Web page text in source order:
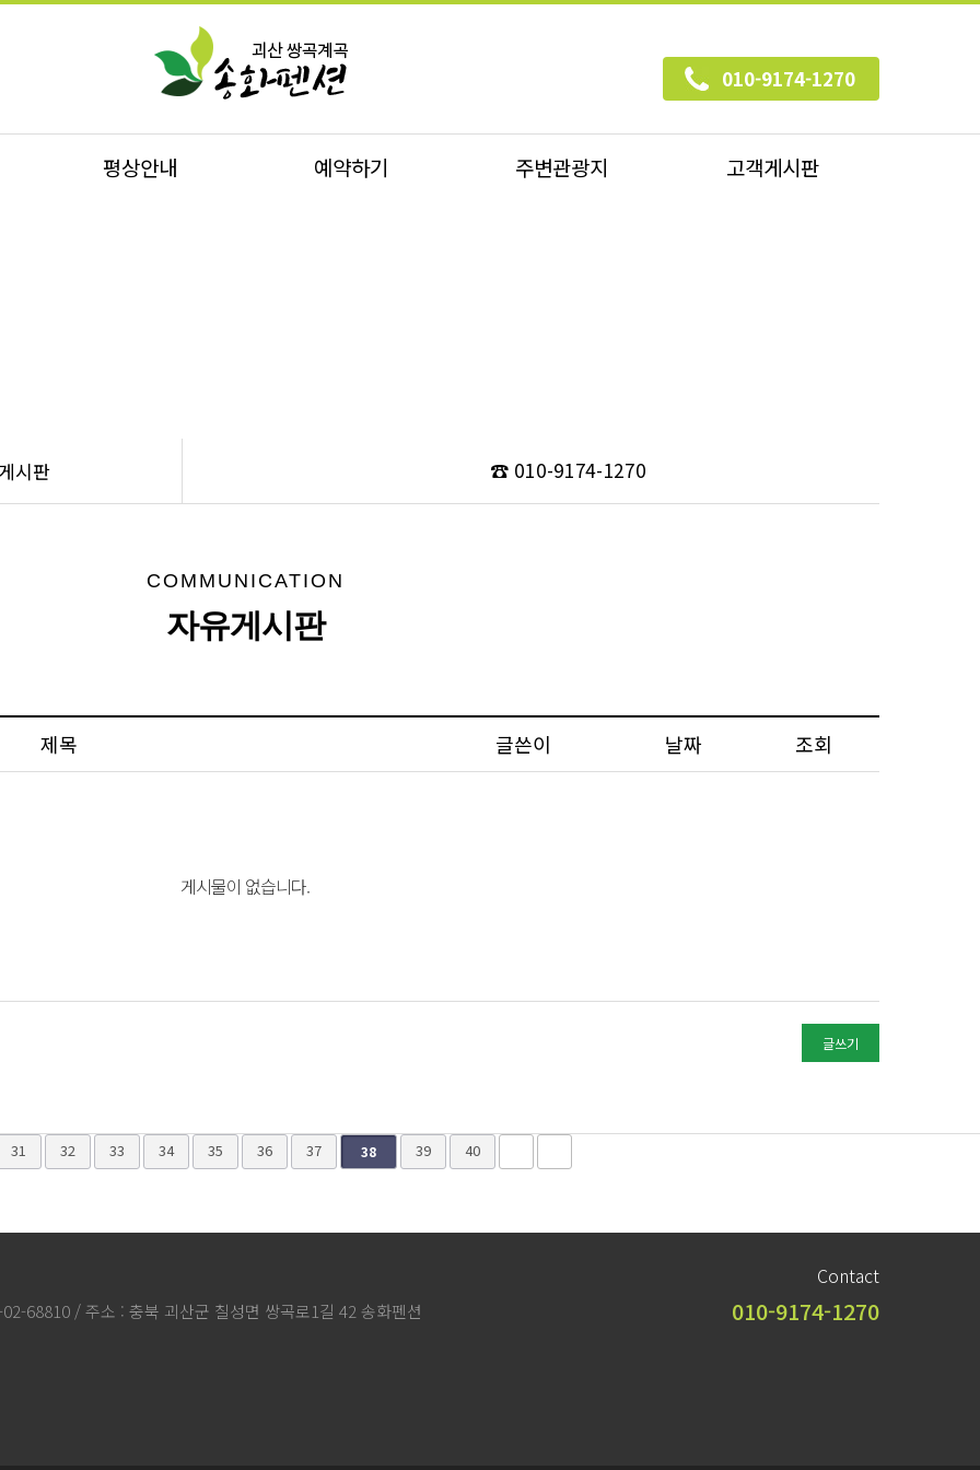
010-9174-1270
평상안내 예약하기 주변관광지 고객게시판
시판 ☎ 010-9174-1270
COMMUNICATION
자유게시판
제목 글쓴이 날짜 조회
게시물이 없습니다.
글쓰기
31 32 33 34 35 36 37 38 39 40
끝
68810 / 주소 : 충북 괴산군 칠성면 쌍곡로1길 42 송화펜션
Contact
010-9174-1270